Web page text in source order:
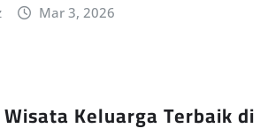
Mar 3, 2026
Keluarga Terbaik di